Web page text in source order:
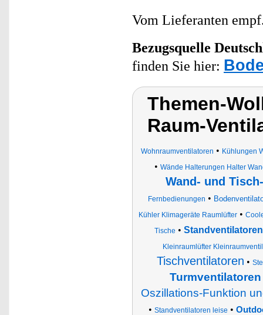
Vom Lieferanten
Bezugsquelle
finden Sie hier:
Themen-
Raum-
Wohnraumventilatoren • Kühlungen
• Wände Halterungen Halter
Wand- und
Fernbedienungen •
Kühler Klimageräte Raumlüfter •
Tische •
Kleinraumlüfter
Tischventilatoren •
Oszillations-Funktion
• Standventilatoren leise •